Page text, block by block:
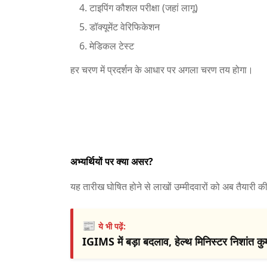
टाइपिंग कौशल परीक्षा (जहां लागू)
डॉक्यूमेंट वेरिफिकेशन
मेडिकल टेस्ट
हर चरण में प्रदर्शन के आधार पर अगला चरण तय होगा।
अभ्यर्थियों पर क्या असर?
यह तारीख घोषित होने से लाखों उम्मीदवारों को अब तैयारी
📰ये भी पढ़ें:
IGIMS में बड़ा बदलाव, हेल्थ मिनिस्टर निशांत